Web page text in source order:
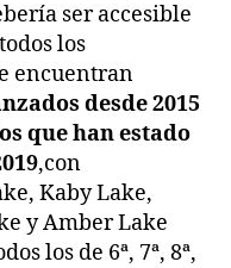
ser accesible
los
encuentran
desde 2015
que han estado
,con
Kaby Lake,
y Amber Lake
los de 6ª, 7ª, 8ª,